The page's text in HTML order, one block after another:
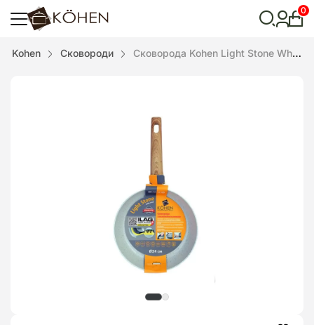
пошук
0
Kohen Сковороди Сковорода Kohen Light Stone White cream 26 см